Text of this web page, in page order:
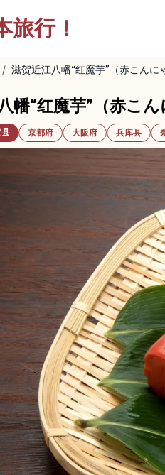
旅行！
/ 滋贺近江八幡“红魔芋”（赤こん
幡“红魔芋”（赤こ
京都府 大阪府 兵库县